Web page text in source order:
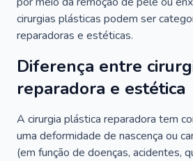
cirurgias plásticas podem ser
reparadoras e estéticas.
Diferença entre
reparadora e estética
A cirurgia plástica reparadora tem
uma deformidade de nascença ou
(em função de doenças, acidentes,